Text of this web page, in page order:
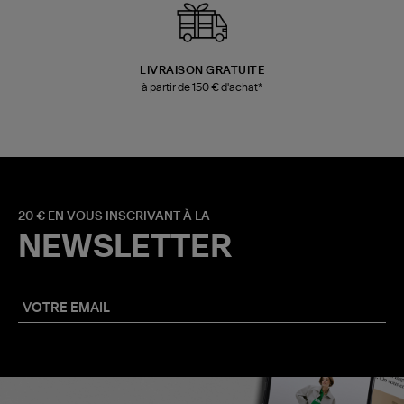
LIVRAISON GRATUITE
à partir de 150 € d'achat*
20 € EN VOUS INSCRIVANT À LA
NEWSLETTER